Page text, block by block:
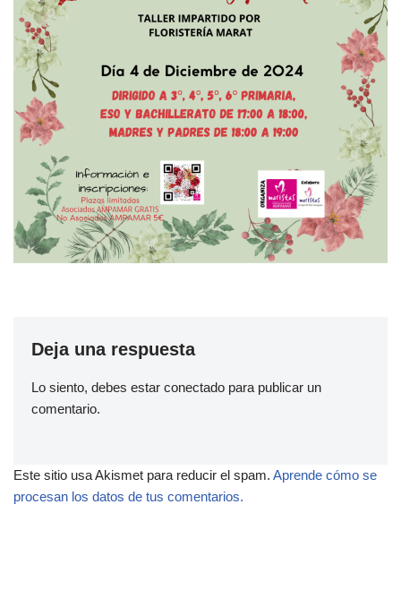
Deja una respuesta
Lo siento, debes estar conectado para publicar un
comentario.
Este sitio usa Akismet para reducir el spam. Aprende cómo se
procesan los datos de tus comentarios.